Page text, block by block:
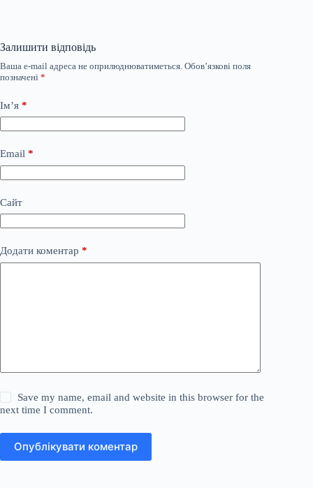
Залишити відповідь
Ваша e-mail адреса не оприлюднюватиметься. Обов’язкові поля
позначені *
Ім’я *
Email *
Сайт
Додати коментар *
Save my name, email and website in this browser for the
next time I comment.
Опублікувати коментар